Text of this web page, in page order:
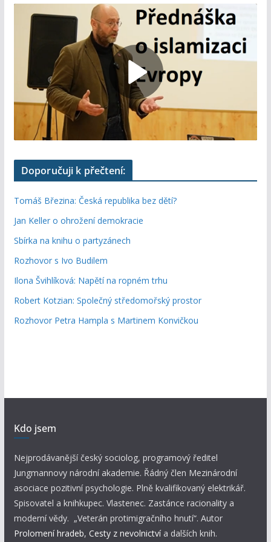
Doporučuji k přečtení:
Tomáš Březina: Česká republika bez dětí?
Jan Keller o ohrožení demokracie
Sbírka na knihu o partyzánech
Rozhovor s Ivo Budilem
Ilona Švihlíková: Napětí na ropném trhu
Robert Kotzian: Společný středomořský prostor
Rozhovor Petra Hampla s Martinem Konvičkou
Kdo jsem
Nejprodávanější český sociolog, programový ředitel
Jungmannovy národní akademie. Řádný člen Mezinárodní
asociace pozitivní psychologie. Plně kvalifikovaný elektrikář.
Spisovatel a knihkupec. Vlastenec. Zastánce racionality a
moderní vědy. „Veterán protimigračního hnutí“. Autor
Prolomení hradeb, Cesty z nevolnictví a dalších knih.